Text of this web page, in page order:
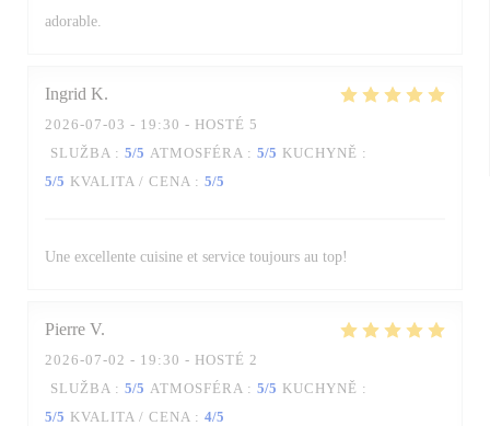
adorable.
Ingrid K
2026-07-03 - 19:30 - HOSTÉ 5
SLUŽBA : 5/5 ATMOSFÉRA : 5/5 KUCHYNĚ :
5/5 KVALITA / CENA : 5/5
Une excellente cuisine et service toujours au top!
Pierre V
2026-07-02 - 19:30 - HOSTÉ 2
SLUŽBA : 5/5 ATMOSFÉRA : 5/5 KUCHYNĚ :
5/5 KVALITA / CENA : 4/5